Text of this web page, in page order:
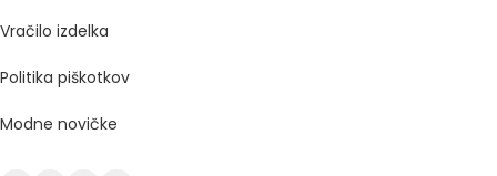
Vračilo izdelka
Politika piškotkov
Modne novičke